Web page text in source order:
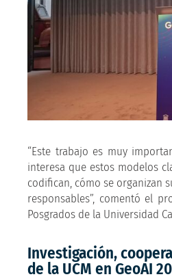
“Este trabajo es muy
interesa que estos modelos
codifican, cómo se organizan
responsables”, comentó el
Posgrados de la Universidad
Investigación,
de la UCM en GeoAI